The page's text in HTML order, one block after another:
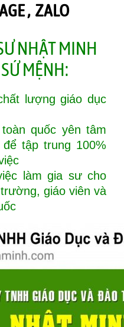
, ZALO
NHẬT MINH
MỆNH:
lượng giáo dục
quốc yên tâm
tập trung 100%
làm gia sư cho
giáo viên và